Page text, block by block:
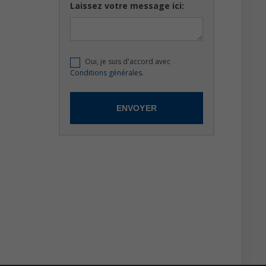
Laissez votre message ici:
Oui, je suis d'accord avec
Conditions générales.